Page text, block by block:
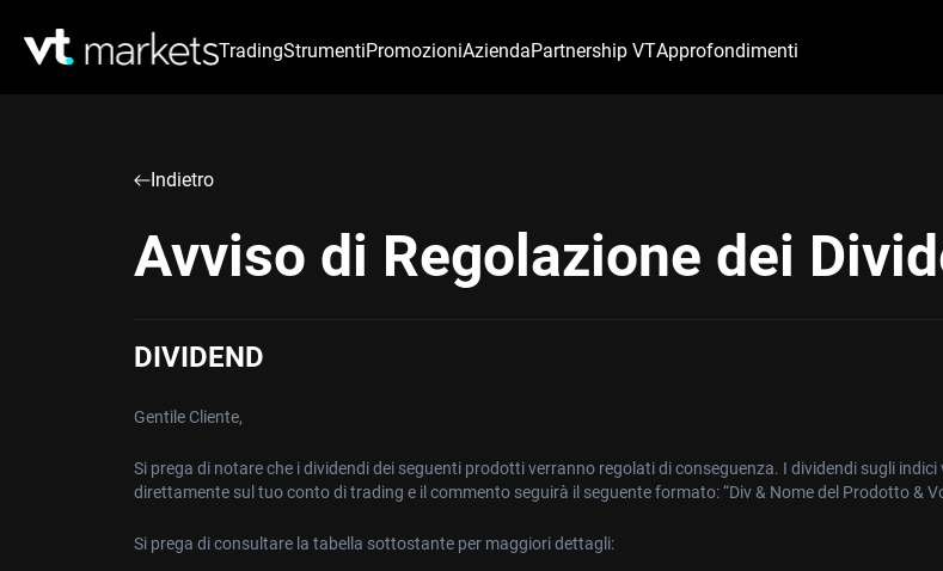
TradingStrumentiPromozioniAziendaPartnership VTApprofondimenti
Indietro
Avviso di Regolazione dei
DIVIDEND
Gentile Cliente,
Si prega di notare che i dividendi dei seguenti prodotti verranno regolati di conseguenza. I dividendi sugli
direttamente sul tuo conto di trading e il commento seguirà il seguente formato: “Div & Nome del Prodotto &
Si prega di consultare la tabella sottostante per maggiori dettagli: